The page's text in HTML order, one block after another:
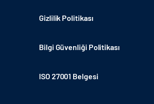
Gizlilik Politikası
Bilgi Güvenliği Politikası
ISO 27001 Belgesi